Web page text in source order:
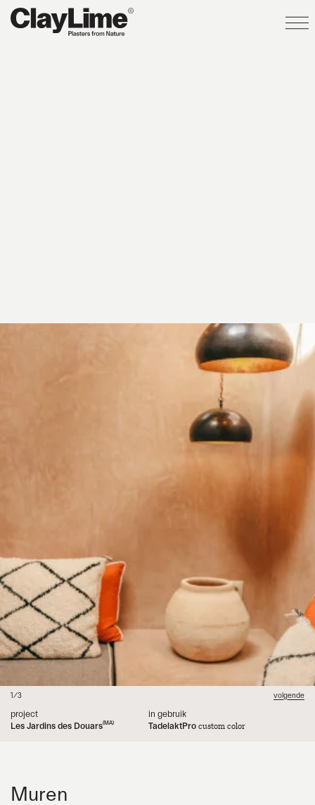
volgende
1/3
project
Les Jardins des Douars(MA)
in gebruik
TadelaktPro custom color
volgende
2/3
project
Dentist cabinet(LU)
in gebruik
Creatina Lièvre
volgende
3/3
project
Beach house by Norm
in gebruik
Claystone Désert
Muren